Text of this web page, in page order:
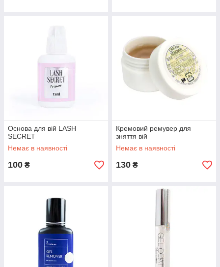
Основа для вій LASH
SECRET
Немає в наявності
100 ₴
Кремовий ремувер для
зняття вій
Немає в наявності
130 ₴